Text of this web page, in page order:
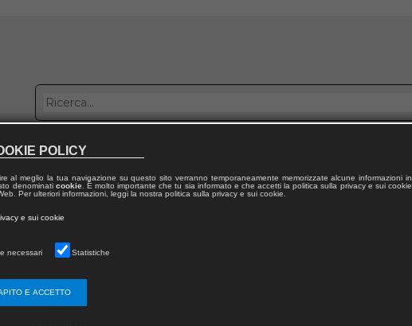
con noi
POLICY
al meglio la tua navigazione su questo sito verranno temporaneamente memorizzate alcune informazioni in
denominati cookie. È molto importante che tu sia informato e che accetti la politica sulla privacy e sui cookie
Per ulteriori informazioni, leggi la nostra politica sulla privacy e sui cookie.
e sui cookie
necessari Statistiche
E ACCETTO